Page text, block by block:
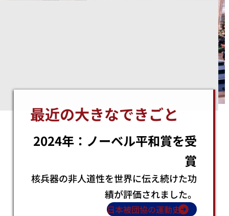
最近の大きなできごと
2024年：ノーベル平和賞を受
賞
核兵器の非人道性を世界に伝え続けた功
績が評価されました。
日本被団協の運動史